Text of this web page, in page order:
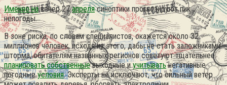
Именно навечер 27апрелясиноптики прогнозируют пик
непогоды.
В зоне риска, по словам специалистов, окажется около 32
миллионов человек, исходя из этого, дабы не стать заложниками
шторма, обитателям названных регионов советуют тщательнее
планировать собственныевыходные иучитыватьнегативные
погодныеусловия. Эксперты не исключают, что сильный ветер